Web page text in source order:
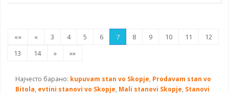
«« « 3 4 5 6 7 8 9 10 11
12
13
14 » »»
Најчесто барано: kupuvam stan vo Skopje, Prodavam stan vo
Bitola, evtini stanovi vo Skopje, Mali stanovi Skopje, Stanovi